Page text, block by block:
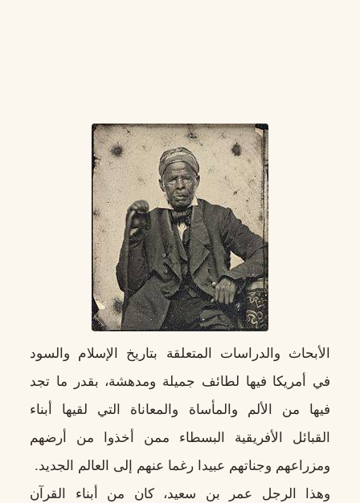
الأبحاث والدراسات المتعلقة بتاريخ الإسلام والسود
في أمريكا فيها لطائف جميلة ومدهشة، بقدر ما تجد
فيها من الألم والمأساة والمعاناة التي لقيها أبناء
القبائل الأفريقية البسطاء ممن أخذوا من أرضهم
ومزراعهم وجناتهم عبيدا رغما عنهم إلى العالم الجديد.
وهذا الرجل عمر بن سعيد، كان من أبناء القرآن